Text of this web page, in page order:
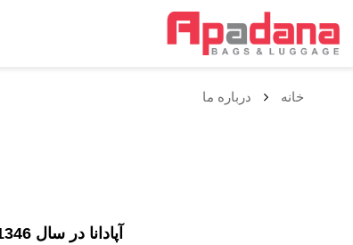
خانه درباره ما
آپادانا در سال 1346 ، به منظور رشد و توسعه صنعت سراجی و بهبود کیفیت محصولات وابسته در خیابان منوچهری